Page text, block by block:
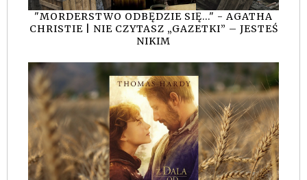
"MORDERSTWO ODBĘDZIE SIĘ..." - AGATHA
CHRISTIE | NIE CZYTASZ „GAZETKI” – JESTEŚ
NIKIM